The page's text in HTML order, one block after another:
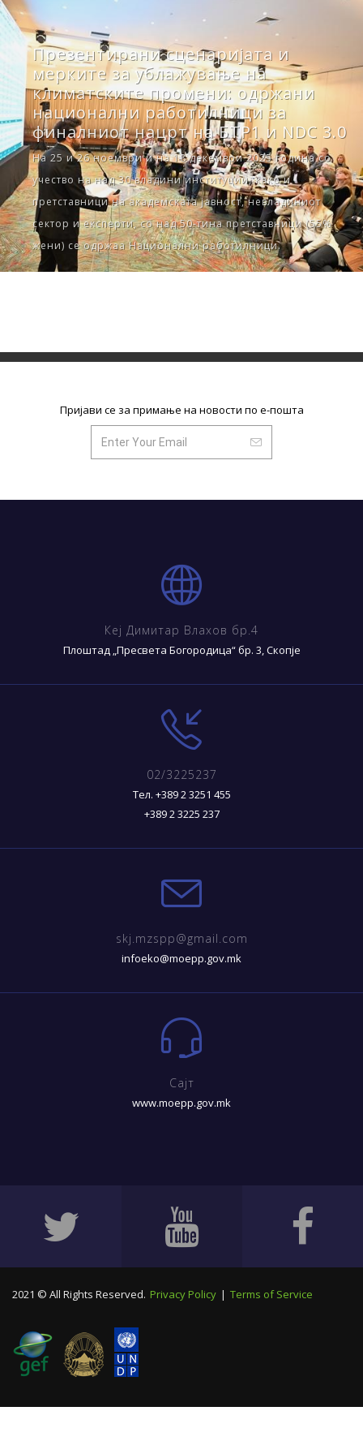
Презентирани сценаријата и
мерките за ублажување на
климатските промени: одржани
национални работилници за
финалниот нацрт на БТР1 и NDC 3.0
На 25 и 26 ноември и на 18 декември 2025 година со
учество на над 30 владини институции, како и
претставници на академската јавност, невладиниот
сектор и експерти, со над 50-тина претставници (55%
жени) се одржаа Национални работилници.
Пријави се за примање на новости по е-пошта
Кеј Димитар Влахов бр.4
Плоштад „Пресвета Богородица“ бр. 3, Скопје
02/3225237
Тел. +389 2 3251 455
+389 2 3225 237
skj.mzspp@gmail.com
infoeko@moepp.gov.mk
Сајт
www.moepp.gov.mk
2021 © All Rights Reserved. Privacy Policy | Terms of Service